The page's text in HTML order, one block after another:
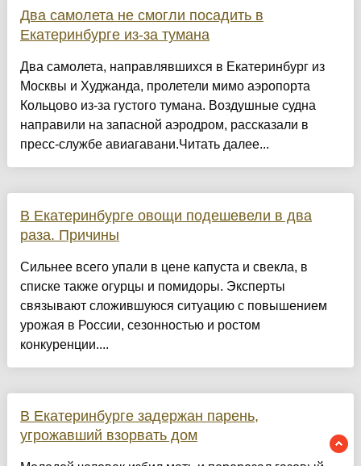
Два самолета не смогли посадить в
Екатеринбурге из-за тумана
Два самолета, направлявшихся в Екатеринбург из
Москвы и Худжанда, пролетели мимо аэропорта
Кольцово из-за густого тумана. Воздушные судна
направили на запасной аэродром, рассказали в
пресс-службе авиагавани.Читать далее...
В Екатеринбурге овощи подешевели в два
раза. Причины
Сильнее всего упали в цене капуста и свекла, в
списке также огурцы и помидоры. Эксперты
связывают сложившуюся ситуацию с повышением
урожая в России, сезонностью и ростом
конкуренции....
В Екатеринбурге задержан парень,
угрожавший взорвать дом